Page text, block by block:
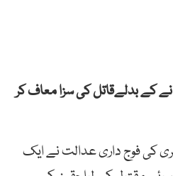
کے بدلےقاتل کی سزا معاف کر
کی فوج داری عدالت نے ایک